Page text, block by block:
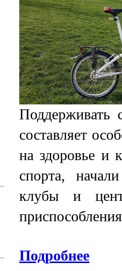
составляет
на здоровье и
спорта,
клубы и
Подробнее